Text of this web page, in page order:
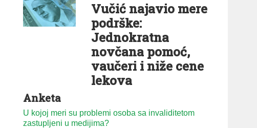
Vučić najavio mere
podrške:
Jednokratna
novčana pomoć,
vaučeri i niže cene
lekova
Anketa
U kojoj meri su problemi osoba sa invaliditetom
zastupljeni u medijima?